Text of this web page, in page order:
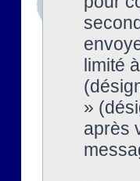
limité
»
après